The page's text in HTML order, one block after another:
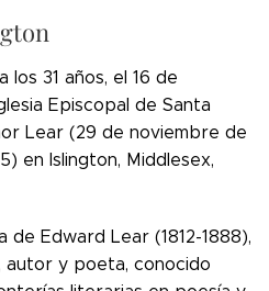
los 31 años, el 16 de
Episcopal de Santa
Lear (29 de noviembre de
en Islington, Middlesex,
de Edward Lear (1812-1888),
autor y poeta, conocido